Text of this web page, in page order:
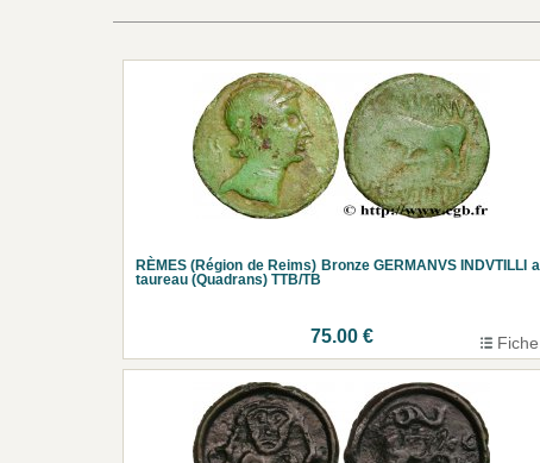
RÈMES (Région de Reims) Bronze GERMANVS INDVTILLI
taureau (Quadrans) TTB/TB
75.00 € Fiche